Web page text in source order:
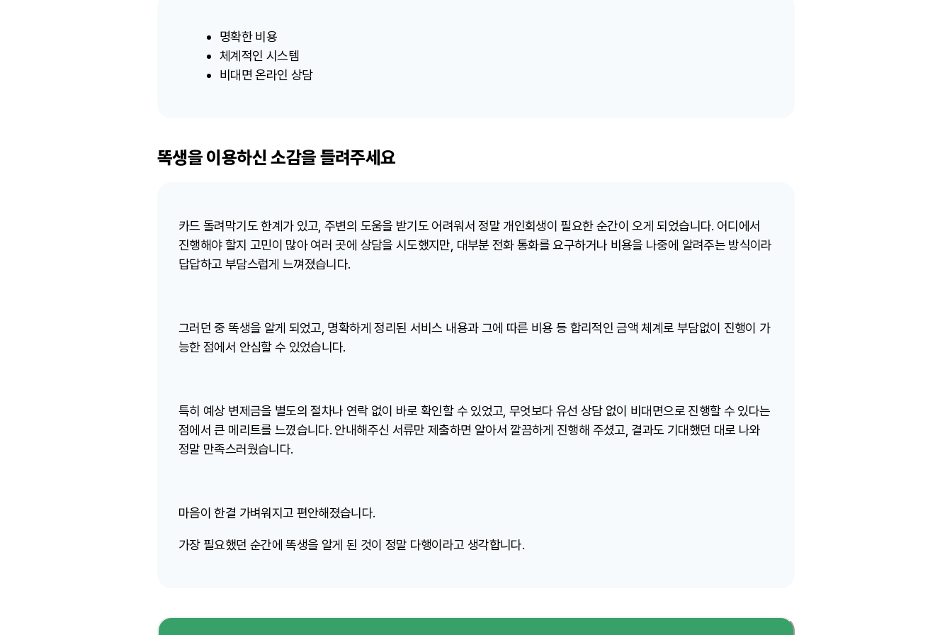
명확한 비용
체계적인 시스템
비대면 온라인 상담
똑생을 이용하신 소감을 들려주세요
카드 돌려막기도 한계가 있고, 주변의 도움을 받기도 어려워서 정말 개인회생이 필요한 순간이 오게 되었습니다. 어디에서
진행해야 할지 고민이 많아 여러 곳에 상담을 시도했지만, 대부분 전화 통화를 요구하거나 비용을 나중에 알려주는 방식이라
답답하고 부담스럽게 느껴졌습니다.
그러던 중 똑생을 알게 되었고, 명확하게 정리된 서비스 내용과 그에 따른 비용 등 합리적인 금액 체계로 부담없이 진행이 가
능한 점에서 안심할 수 있었습니다.
특히 예상 변제금을 별도의 절차나 연락 없이 바로 확인할 수 있었고, 무엇보다 유선 상담 없이 비대면으로 진행할 수 있다는
점에서 큰 메리트를 느꼈습니다. 안내해주신 서류만 제출하면 알아서 깔끔하게 진행해 주셨고, 결과도 기대했던 대로 나와
정말 만족스러웠습니다.
마음이 한결 가벼워지고 편안해졌습니다.
가장 필요했던 순간에 똑생을 알게 된 것이 정말 다행이라고 생각합니다.